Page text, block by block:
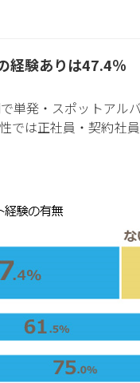
経験ありは47.4％
単発・スポットアル
では正社員・契約社